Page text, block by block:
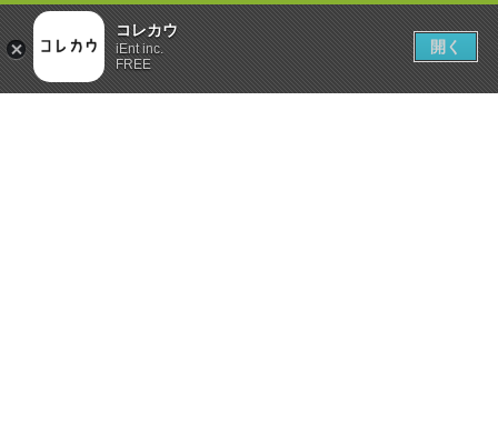
コレカウ
iEnt inc.
FREE
開く